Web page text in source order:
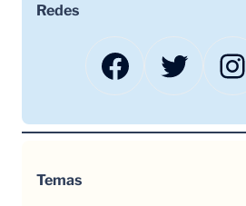
Redes
Facebook Twitter Instagram
Temas